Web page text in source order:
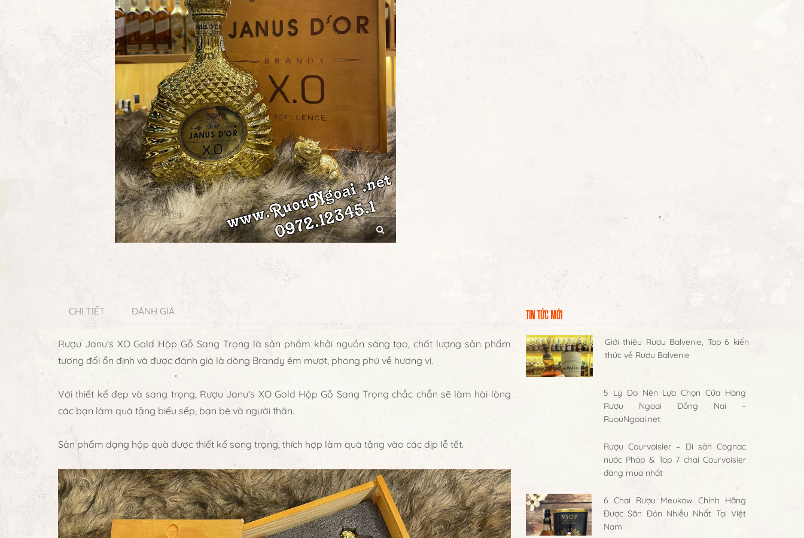
CHI TIẾT ĐÁNH GIÁ
Rượu Janu's XO Gold Hộp Gỗ Sang Trọng là sản phẩm khởi nguồn sáng tạo, chất lượng sản phẩm
tương đối ổn định và được đánh giá là dòng Brandy êm mượt, phong phú về hương vị.
Với thiết kế đẹp và sang trọng, Rượu Janu's XO Gold Hộp Gỗ Sang Trọng chắc chắn sẽ làm hài lòng
các bạn làm quà tặng biếu sếp, bạn bè và người thân.
Sản phẩm dạng hộp quà được thiết kế sang trọng, thích hợp làm quà tặng vào các dịp lễ tết.
TIN TỨC MỚI
Giới thiệu Rượu Balvenie, Top 6 kiến
thức về Rượu Balvenie
5 Lý Do Nên Lựa Chọn Cửa Hàng
Rượu Ngoại Đồng Nai –
RuouNgoai.net
Rượu Courvoisier – Di sản Cognac
nước Pháp & Top 7 chai Courvoisier
đáng mua nhất
6 Chai Rượu Meukow Chính Hãng
Được Săn Đón Nhiều Nhất Tại Việt
Nam